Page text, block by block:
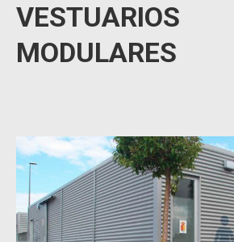
VESTUARIOS
MODULARES